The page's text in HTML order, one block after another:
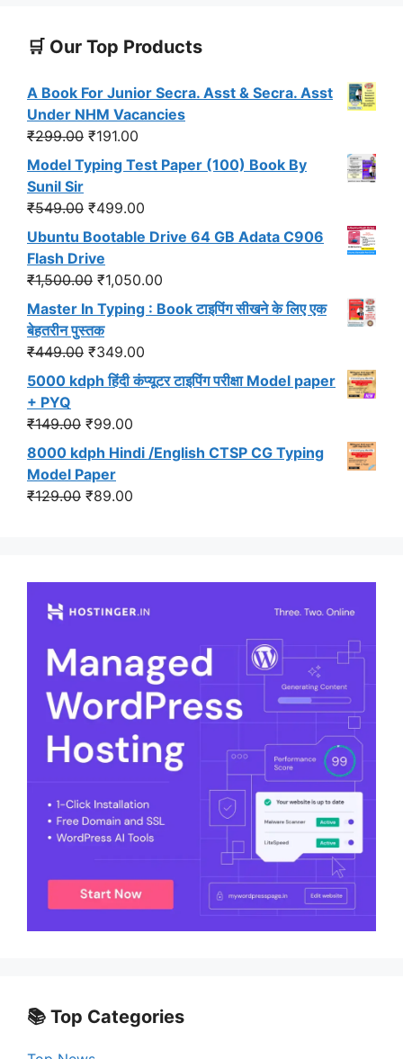
🛒 Our Top Products
A Book For Junior Secra. Asst & Secra. Asst
Under NHM Vacancies
₹299.00 Original
price
was:
₹299.00.
₹191.00
price
is:
₹191.00.
Model Typing Test Paper (100) Book By
Sunil Sir
₹549.00 Original
price
was:
₹549.00.
₹499.00
price
is:
₹499.00.
Ubuntu Bootable Drive 64 GB Adata C906
Flash Drive
₹1,500.00 Original
price
was:
₹1,500.00.
₹1,050.00
price
is:
Master In Typing : Book टाइपिंग सीखने के लिए एक
बेहतरीन पुस्तक
₹449.00 Original
price
was:
₹449.00.
₹349.00
price
is:
5000 kdph हिंदी कंप्यूटर टाइपिंग परीक्षा Model paper
+ PYQ
₹149.00 Original
price
was:
₹149.00.
₹99.00
price
is:
8000 kdph Hindi /English CTSP CG Typing
Model Paper
₹129.00 Original
₹89.00
📚 Top Categories